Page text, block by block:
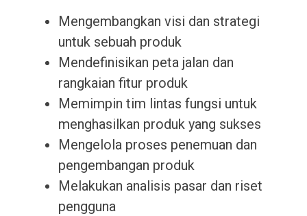
Mengembangkan visi dan strategi
untuk sebuah produk
Mendefinisikan peta jalan dan
rangkaian fitur produk
Memimpin tim lintas fungsi untuk
menghasilkan produk yang sukses
Mengelola proses penemuan dan
pengembangan produk
Melakukan analisis pasar dan riset
pengguna